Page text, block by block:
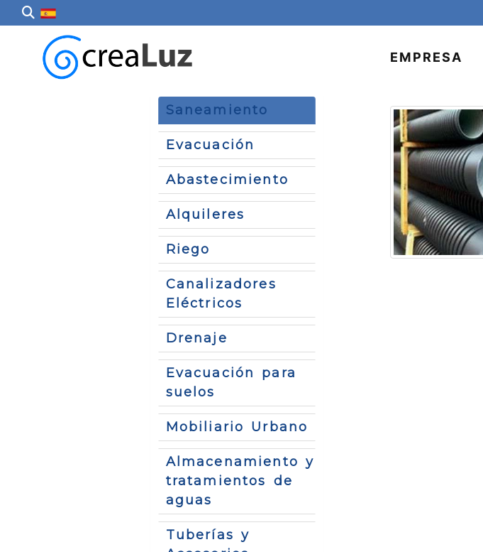
EMPRESA
Saneamiento
Evacuación
Abastecimiento
Alquileres
Riego
Canalizadores
Eléctricos
Drenaje
Evacuación para
suelos
Mobiliario Urbano
Almacenamiento y
tratamientos de
aguas
Tuberías y